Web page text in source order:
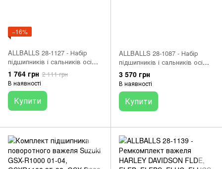
−16%
ALLBALLS 28-1127 - Набір
підшипників і сальників осі
маятника
1 764 грн 2 111 грн
В наявності
Купити
ALLBALLS 28-1087 - Набір
підшипників і сальників осі
маятника
3 570 грн
В наявності
Купити